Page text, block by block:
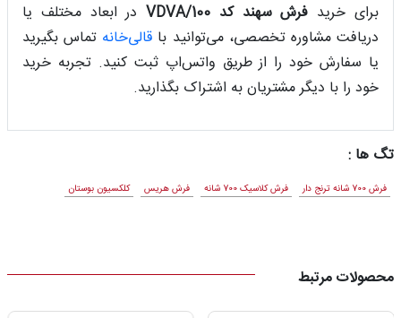
برای خرید فرش سهند کد 100/VDVA
در ابعاد مختلف یا
دریافت مشاوره تخصصی، می‌توانید با قالی‌خانه تماس بگیرید
یا سفارش خود را از طریق واتس‌اپ ثبت کنید. تجربه خرید
خود را با دیگر مشتریان به اشتراک بگذارید.
تگ ها :
فرش 700 شانه ترنج دار فرش کلاسیک 700 شانه فرش هریس کلکسیون بوستان
محصولات مرتبط